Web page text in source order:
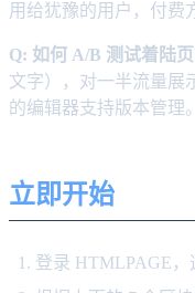
用给犹豫的用户，付费
Q: 如何 A/B 测试着陆页
文字），对一半流量展
的编辑器支持版本管理。
立即开始
登录 HTMLPAGE，